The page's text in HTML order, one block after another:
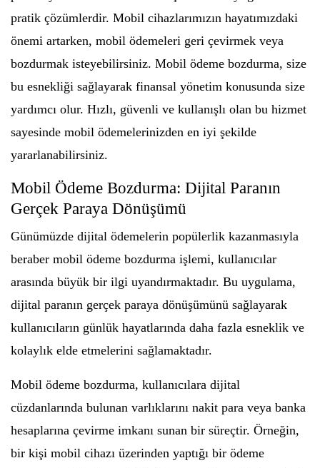
pratik çözümlerdir. Mobil cihazlarımızın hayatımızdaki
önemi artarken, mobil ödemeleri geri çevirmek veya
bozdurmak isteyebilirsiniz. Mobil ödeme bozdurma, size
bu esnekliği sağlayarak finansal yönetim konusunda size
yardımcı olur. Hızlı, güvenli ve kullanışlı olan bu hizmet
sayesinde mobil ödemelerinizden en iyi şekilde
yararlanabilirsiniz.
Mobil Ödeme Bozdurma: Dijital Paranın
Gerçek Paraya Dönüşümü
Günümüzde dijital ödemelerin popülerlik kazanmasıyla
beraber mobil ödeme bozdurma işlemi, kullanıcılar
arasında büyük bir ilgi uyandırmaktadır. Bu uygulama,
dijital paranın gerçek paraya dönüşümünü sağlayarak
kullanıcıların günlük hayatlarında daha fazla esneklik ve
kolaylık elde etmelerini sağlamaktadır.
Mobil ödeme bozdurma, kullanıcılara dijital
cüzdanlarında bulunan varlıklarını nakit para veya banka
hesaplarına çevirme imkanı sunan bir süreçtir. Örneğin,
bir kişi mobil cihazı üzerinden yaptığı bir ödeme